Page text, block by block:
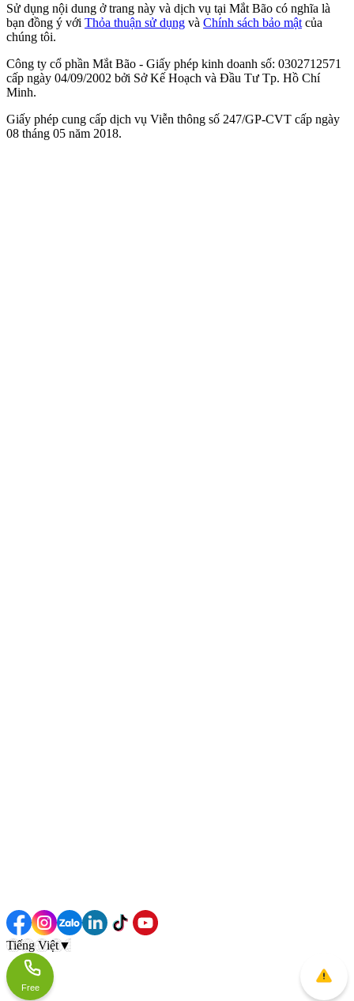
Sử dụng nội dung ở trang này và dịch vụ tại Mắt Bão có nghĩa là
bạn đồng ý với Thỏa thuận sử dụng và Chính sách bảo mật của
chúng tôi.
Công ty cổ phần Mắt Bão - Giấy phép kinh doanh số: 0302712571
cấp ngày 04/09/2002 bởi Sở Kế Hoạch và Đầu Tư Tp. Hồ Chí
Minh.
Giấy phép cung cấp dịch vụ Viễn thông số 247/GP-CVT cấp ngày
08 tháng 05 năm 2018.
Tiếng Việt▼
Free